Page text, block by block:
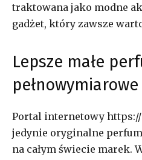
traktowana jako modne
gadżet, który zawsze
Lepsze małe
Portal internetowy
jedynie oryginalne
na całym świecie marek.